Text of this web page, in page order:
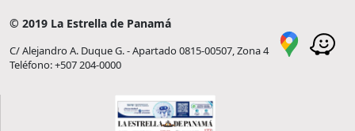
© 2019 La Estrella de Panamá
C/ Alejandro A. Duque G. - Apartado 0815-00507, Zona 4
Teléfono: +507 204-0000